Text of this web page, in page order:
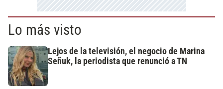
Lo más visto
Lejos de la televisión, el negocio de Marina
Señuk, la periodista que renunció a TN